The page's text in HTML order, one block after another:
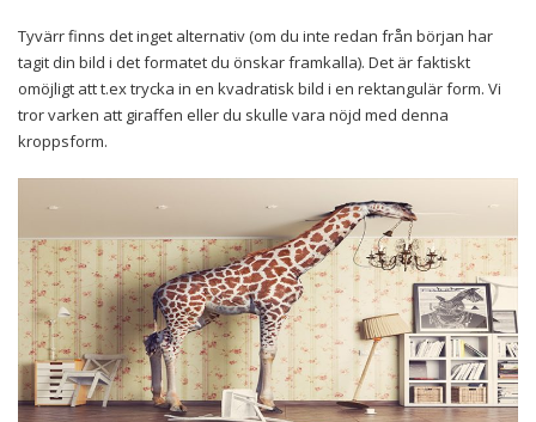
Tyvärr finns det inget alternativ (om du inte redan från början har
tagit din bild i det formatet du önskar framkalla). Det är faktiskt
omöjligt att t.ex trycka in en kvadratisk bild i en rektangulär form. Vi
tror varken att giraffen eller du skulle vara nöjd med denna
kroppsform.